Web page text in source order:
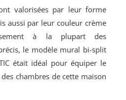
valorisées par leur forme
aussi par leur couleur crème
à la plupart des
le modèle mural bi-split
était idéal pour équiper le
chambres de cette maison